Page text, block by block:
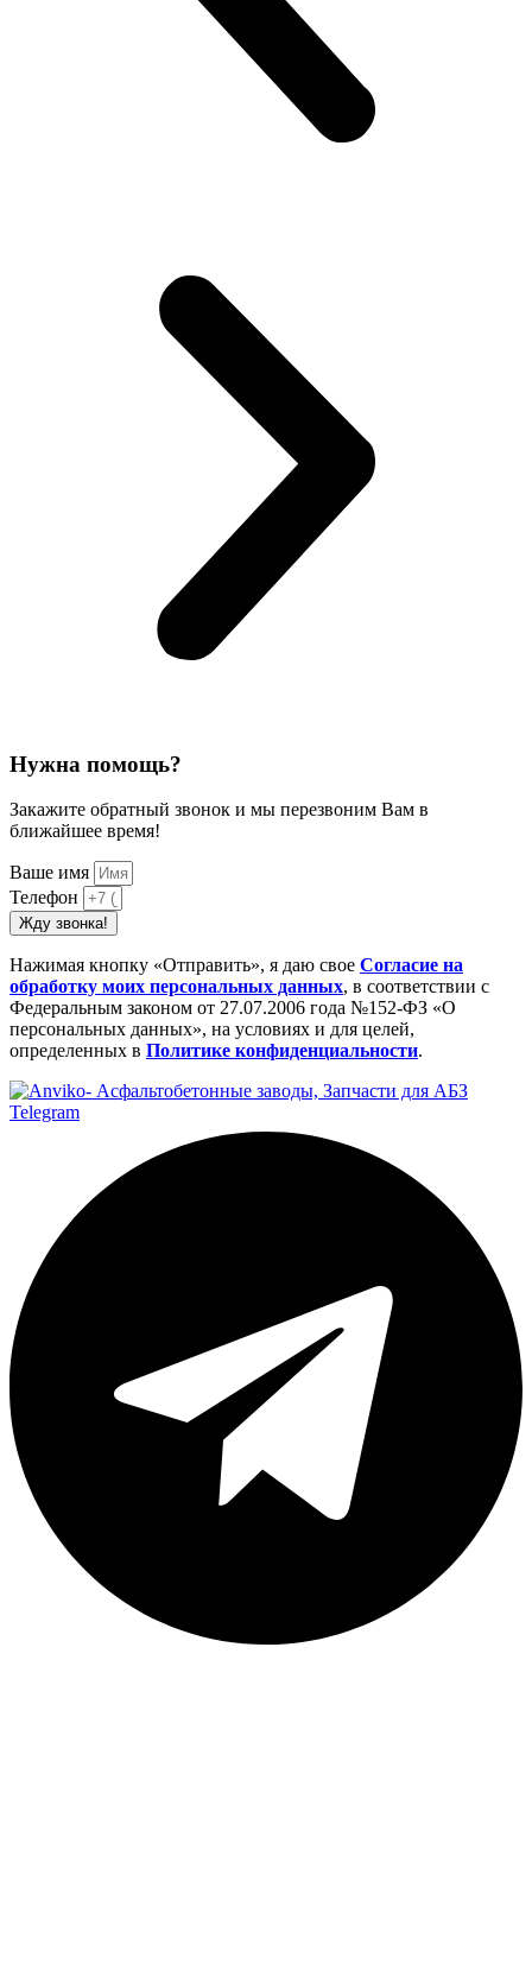
Нужна помощь?
Закажите обратный звонок и мы перезвоним Вам в
ближайшее время!
Ваше имя
Телефон
Жду звонка!
Нажимая кнопку «Отправить», я даю свое Cогласие на
обработку моих персональных данных, в соответствии с
Федеральным законом от 27.07.2006 года №152-ФЗ «О
персональных данных», на условиях и для целей,
определенных в Политике конфиденциальности.
Telegram